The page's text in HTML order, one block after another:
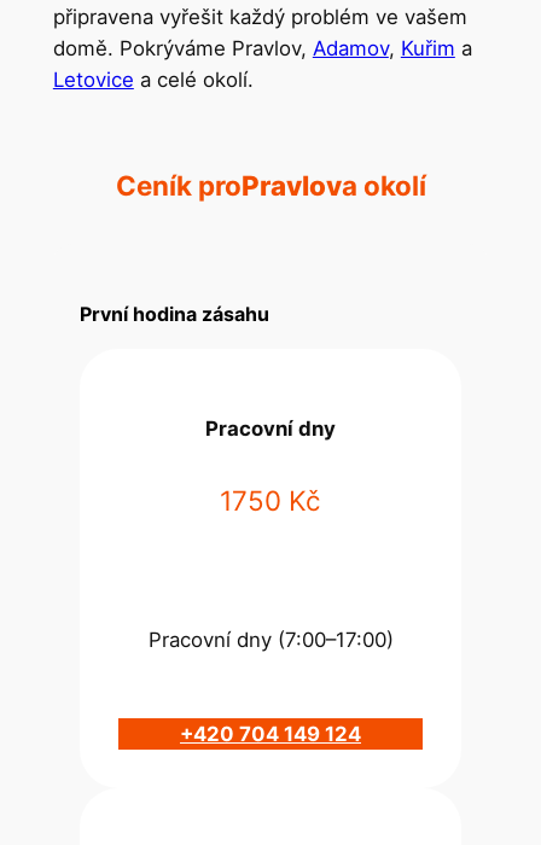
připravena vyřešit každý problém ve vašem
domě. Pokrýváme Pravlov, Adamov, Kuřim a
Letovice a celé okolí.
Ceník proPravlova okolí
První hodina zásahu
Pracovní dny
1750 Kč
Pracovní dny (7:00–17:00)
+420 704 149 124